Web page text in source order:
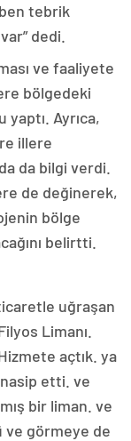
tebrik
dedi.
ve faaliyete
bölgedeki
yaptı. Ayrıca,
illere
da bilgi verdi.
de değinerek,
bölge
belirtti.
uğraşan
Limanı.
açtık. ya
etti. ve
bir liman. ve
ve görmeye de